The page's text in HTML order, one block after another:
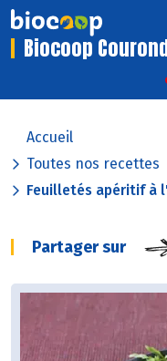
Biocoop
Accueil
Toutes nos recettes
Feuilletés apéritif à
Partager sur